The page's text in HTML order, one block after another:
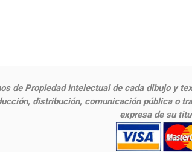
de Propiedad Intelectual de cada dibujo y
distribución, comunicación pública o
expresa de su